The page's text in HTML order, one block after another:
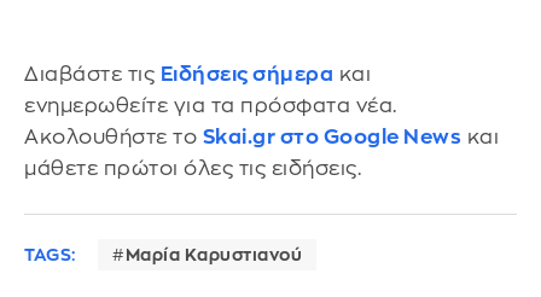
Διαβάστε τις Ειδήσεις σήμερα και
ενημερωθείτε για τα πρόσφατα νέα.
Ακολουθήστε το Skai.gr στο Google News και
μάθετε πρώτοι όλες τις ειδήσεις.
TAGS: Μαρία Καρυστιανού